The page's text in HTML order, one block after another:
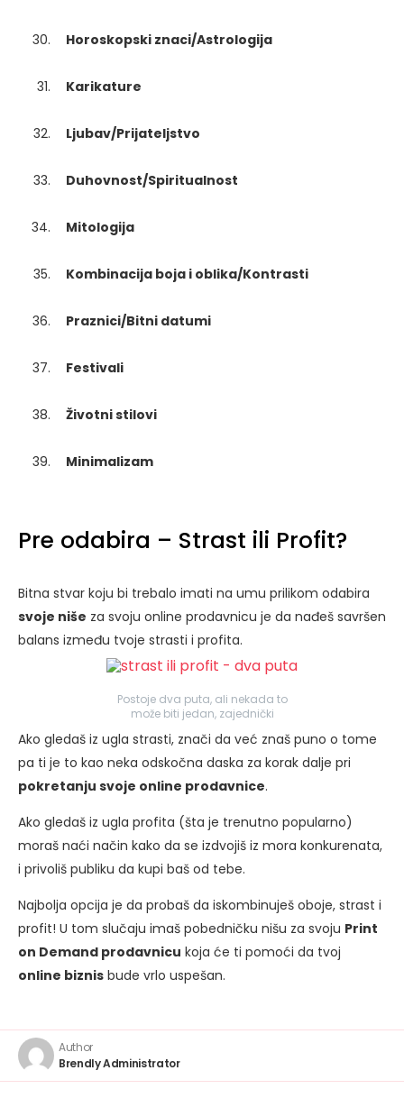
Horoskopski znaci/Astrologija
Karikature
Ljubav/Prijateljstvo
Duhovnost/Spiritualnost
Mitologija
Kombinacija boja i oblika/Kontrasti
Praznici/Bitni datumi
Festivali
Životni stilovi
Minimalizam
Pre odabira – Strast ili Profit?
Bitna stvar koju bi trebalo imati na umu prilikom odabira
svoje niše za svoju online prodavnicu je da nađeš savršen
balans između tvoje strasti i profita.
Postoje dva puta, ali nekada to
može biti jedan, zajednički
Ako gledaš iz ugla strasti, znači da već znaš puno o tome
pa ti je to kao neka odskočna daska za korak dalje pri
pokretanju svoje online prodavnice.
Ako gledaš iz ugla profita (šta je trenutno popularno)
moraš naći način kako da se izdvojiš iz mora konkurenata,
i privoliš publiku da kupi baš od tebe.
Najbolja opcija je da probaš da iskombinuješ oboje, strast i
profit! U tom slučaju imaš pobedničku nišu za svoju Print
on Demand prodavnicu koja će ti pomoći da tvoj
online biznis bude vrlo uspešan.
Author
Brendly Administrator